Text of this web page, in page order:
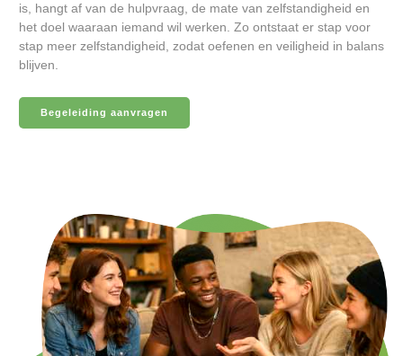
is, hangt af van de hulpvraag, de mate van zelfstandigheid en
het doel waaraan iemand wil werken. Zo ontstaat er stap voor
stap meer zelfstandigheid, zodat oefenen en veiligheid in balans
blijven.
Begeleiding aanvragen